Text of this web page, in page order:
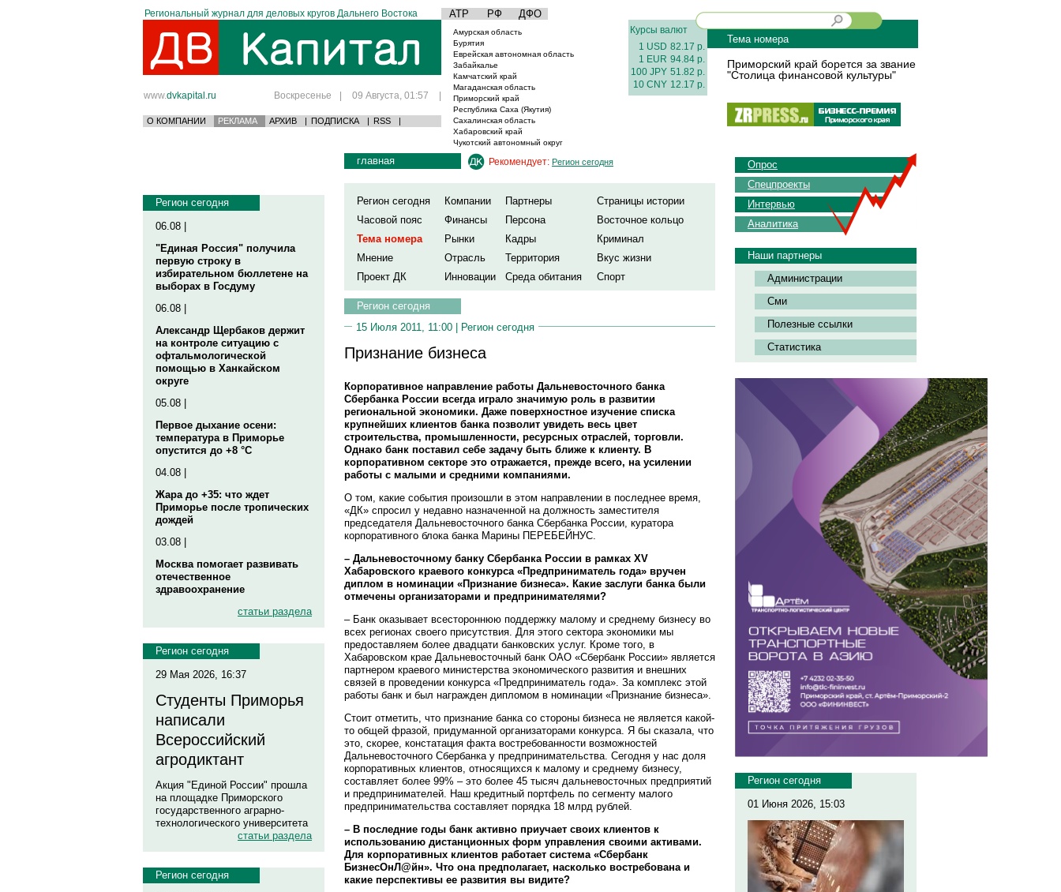
Региональный журнал для деловых кругов Дальнего Востока АТР РФ ДФО
www.dvkapital.ru Воскресенье | 09 Августа, 01:57 |
О КОМПАНИИ РЕКЛАМА АРХИВ | ПОДПИСКА | RSS |
Амурская область
Бурятия
Еврейская автономная область
Забайкалье
Камчатский край
Магаданская область
Приморский край
Республика Саха (Якутия)
Сахалинская область
Хабаровский край
Чукотский автономный округ
Курсы валют
1 USD 82.17 р.
1 EUR 94.84 р.
100 JPY 51.82 р.
10 CNY 12.17 р.
Тема номера
Приморский край борется за звание
"Столица финансовой культуры"
Регион сегодня
06.08 |
"Единая Россия" получила
первую строку в
избирательном бюллетене на
выборах в Госдуму
06.08 |
Александр Щербаков держит
на контроле ситуацию с
офтальмологической
помощью в Ханкайском
округе
05.08 |
Первое дыхание осени:
температура в Приморье
опустится до +8 °C
04.08 |
Жара до +35: что ждет
Приморье после тропических
дождей
03.08 |
Москва помогает развивать
отечественное
здравоохранение
статьи раздела
Регион сегодня
29 Мая 2026, 16:37
Студенты Приморья
написали
Всероссийский
агродиктант
Акция "Единой России" прошла
на площадке Приморского
государственного аграрно-
технологического университета
статьи раздела
Регион сегодня
главная Рекомендует: Регион сегодня
Регион сегодня Компании Партнеры
Страницы истории
Часовой пояс
Финансы Персона
Восточное кольцо
Тема номера
Рынки Кадры
Криминал
Мнение
Отрасль Территория
Вкус жизни
Проект ДК
Инновации Среда обитания Спорт
Регион сегодня
15 Июля 2011, 11:00 | Регион сегодня
Признание бизнеса
Корпоративное направление работы Дальневосточного банка
Сбербанка России всегда играло значимую роль в развитии
региональной экономики. Даже поверхностное изучение списка
крупнейших клиентов банка позволит увидеть весь цвет
строительства, промышленности, ресурсных отраслей, торговли.
Однако банк поставил себе задачу быть ближе к клиенту. В
корпоративном секторе это отражается, прежде всего, на усилении
работы с малыми и средними компаниями.
О том, какие события произошли в этом направлении в последнее время,
«ДК» спросил у недавно назначенной на должность заместителя
председателя Дальневосточного банка Сбербанка России, куратора
корпоративного блока банка Марины ПЕРЕБЕЙНУС.
– Дальневосточному банку Сбербанка России в рамках XV
Хабаровского краевого конкурса «Предприниматель года» вручен
диплом в номинации «Признание бизнеса». Какие заслуги банка были
отмечены организаторами и предпринимателями?
– Банк оказывает всестороннюю поддержку малому и среднему бизнесу во
всех регионах своего присутствия. Для этого сектора экономики мы
предоставляем более двадцати банковских услуг. Кроме того, в
Хабаровском крае Дальневосточный банк ОАО «Сбербанк России» является
партнером краевого министерства экономического развития и внешних
связей в проведении конкурса «Предприниматель года». За комплекс этой
работы банк и был награжден дипломом в номинации «Признание бизнеса».
Стоит отметить, что признание банка со стороны бизнеса не является какой-
то общей фразой, придуманной организаторами конкурса. Я бы сказала, что
это, скорее, констатация факта востребованности возможностей
Дальневосточного Сбербанка у предпринимательства. Сегодня у нас доля
корпоративных клиентов, относящихся к малому и среднему бизнесу,
составляет более 99% – это более 45 тысяч дальневосточных предприятий
и предпринимателей. Наш кредитный портфель по сегменту малого
предпринимательства составляет порядка 18 млрд рублей.
– В последние годы банк активно приучает своих клиентов к
использованию дистанционных форм управления своими активами.
Для корпоративных клиентов работает система «Сбербанк
БизнесОнЛ@йн». Что она предполагает, насколько востребована и
какие перспективы ее развития вы видите?
Опрос
Спецпроекты
Интервью
Аналитика
Наши партнеры
Администрации
Сми
Полезные ссылки
Статистика
Регион сегодня
01 Июня 2026, 15:03